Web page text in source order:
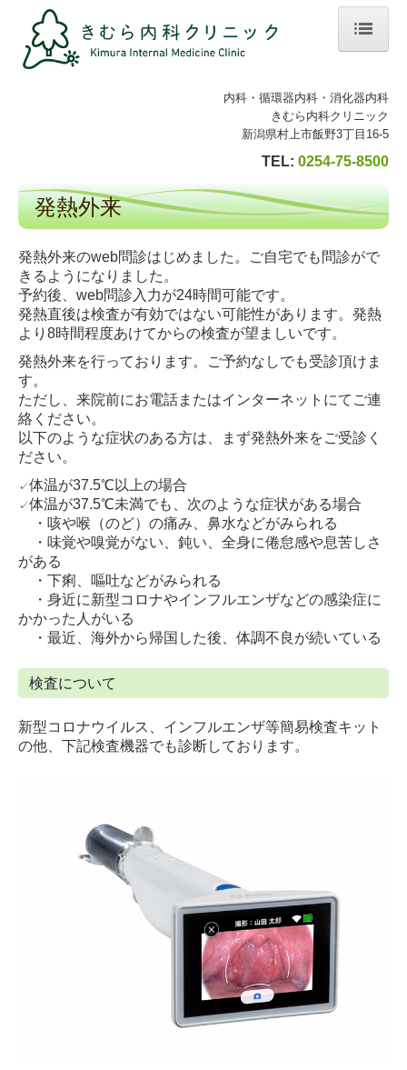
ホーム
消化器内科
生活習慣病
発熱外来
初診の方へ/よくある質問
施設・設備のご案内
交通案内
お知らせ
施設基準及び加算について
内科・循環器内科・消化器内科
きむら内科クリニック
新潟県村上市飯野3丁目16-5
TEL: 0254-75-8500
発熱外来
発熱外来のweb問診はじめました。ご自宅でも問診がで
きるようになりました。
予約後、web問診入力が24時間可能です。
発熱直後は検査が有効ではない可能性があります。発熱
より8時間程度あけてからの検査が望ましいです。
発熱外来を行っております。ご予約なしでも受診頂けま
す。
ただし、来院前にお電話またはインターネットにてご連
絡ください。
以下のような症状のある方は、まず発熱外来をご受診く
ださい。
✓体温が37.5℃以上の場合
✓体温が37.5℃未満でも、次のような症状がある場合
・咳や喉（のど）の痛み、鼻水などがみられる
・味覚や嗅覚がない、鈍い、 全身に倦怠感や息苦しさ
がある
・下痢、嘔吐などがみられる
・身近に新型コロナやインフルエンザなどの感染症に
かかった人がいる
・最近、海外から帰国した後、体調不良が続いている
検査について
新型コロナウイルス、インフルエンザ等簡易検査キット
の他、下記検査機器でも診断しております。